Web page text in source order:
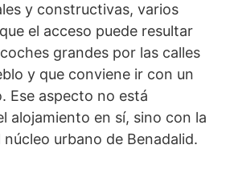
y constructivas, varios
el acceso puede resultar
grandes por las calles
y que conviene ir con un
Ese aspecto no está
alojamiento en sí, sino con la
urbano de Benadalid.